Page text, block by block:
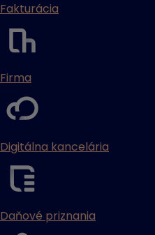
Fakturácia
Firma
Digitálna kancelária
Daňové priznania